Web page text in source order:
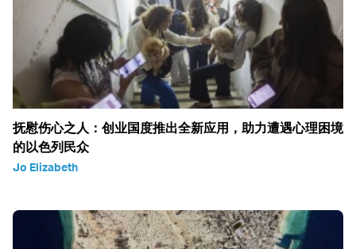
抚慰伤心之人：创业国度推出全新应用，助力遭遇心理困境
的以色列民众
Jo Elizabeth